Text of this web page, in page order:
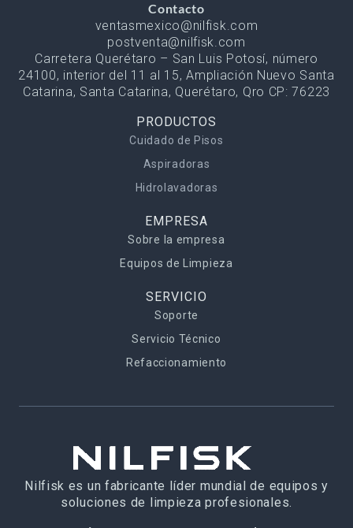
Contacto
ventasmexico@nilfisk.com
postventa@nilfisk.com
Carretera Querétaro – San Luis Potosí, número
24100, interior del 11 al 15, Ampliación Nuevo Santa
Catarina, Santa Catarina, Querétaro, Qro CP: 76223
PRODUCTOS
Cuidado de Pisos
Aspiradoras
Hidrolavadoras
EMPRESA
Sobre la empresa
Equipos de Limpieza
SERVICIO
Soporte
Servicio Técnico
Refaccionamiento
Nilfisk es un fabricante líder mundial de equipos y
soluciones de limpieza profesionales.